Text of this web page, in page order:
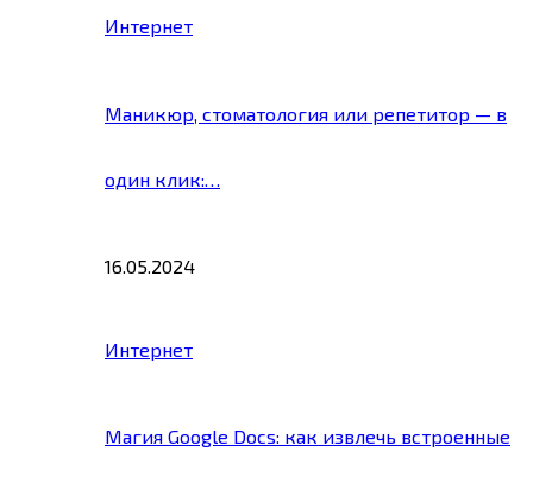
Интернет
Маникюр, стоматология или репетитор — в
один клик:…
16.05.2024
Интернет
Магия Google Docs: как извлечь встроенные